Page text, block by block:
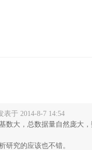
表于 2014-8-7 14:54
数大，总数据量自然庞大
研究的应该也不错。